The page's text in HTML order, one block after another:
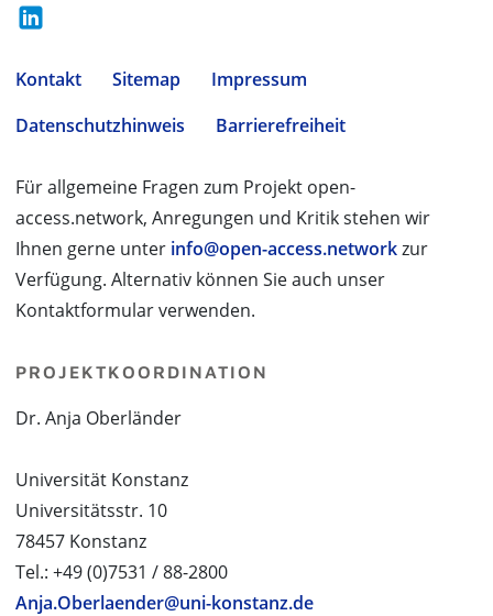
Kontakt Sitemap
Impressum
Datenschutzhinweis
Barrierefreiheit
Für allgemeine Fragen zum Projekt open-
access.network, Anregungen und Kritik stehen wir
Ihnen gerne unter info@open-access.networkzur
Verfügung. Alternativ können Sie auch unser
Kontaktformular verwenden.
PROJEKTKOORDINATION
Dr. Anja Oberländer
Universität Konstanz
Universitätsstr. 10
78457 Konstanz
Tel.: +49 (0)7531 / 88-2800
Anja.Oberlaender@uni-konstanz.de